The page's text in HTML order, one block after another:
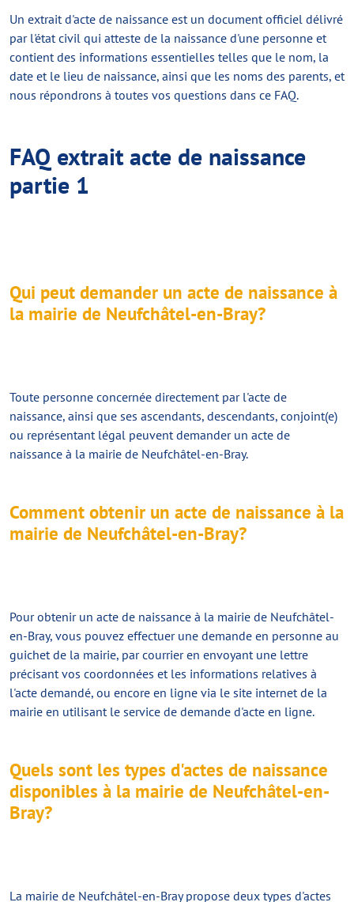
Un extrait d'acte de naissance est un document officiel délivré
par l'état civil qui atteste de la naissance d'une personne et
contient des informations essentielles telles que le nom, la
date et le lieu de naissance, ainsi que les noms des parents, et
nous répondrons à toutes vos questions dans ce FAQ.
FAQ extrait acte de naissance
partie 1
Qui peut demander un acte de naissance à
la mairie de Neufchâtel-en-Bray?
Toute personne concernée directement par l'acte de
naissance, ainsi que ses ascendants, descendants, conjoint(e)
ou représentant légal peuvent demander un acte de
naissance à la mairie de Neufchâtel-en-Bray.
Comment obtenir un acte de naissance à la
mairie de Neufchâtel-en-Bray?
Pourobtenir un acte de naissance à la mairie de Neufchâtel-
en-Bray, vous pouvez effectuer une demande en personne au
guichet de la mairie, par courrier en envoyant une lettre
précisant vos coordonnées et les informations relatives à
l'acte demandé, ou encore en ligne via le site internet de la
mairie en utilisant le service de demande d'acte en ligne.
Quels sont les types d'actes de naissance
disponibles à la mairie de Neufchâtel-en-
Bray?
La mairie de Neufchâtel-en-Bray propose deux types d'actes